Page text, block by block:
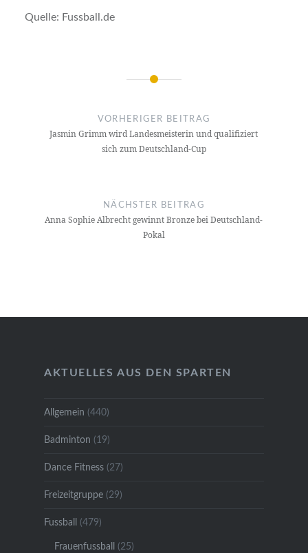
Quelle: Fussball.de
Beitragsnavigation
VORHERIGER BEITRAG
Jasmin Grimm wird Landesmeisterin und qualifiziert
sich zum Deutschland-Cup
NÄCHSTER BEITRAG
Anna Sophie Albrecht gewinnt Bronze bei Deutschland-
Pokal
AKTUELLES AUS DEN SPARTEN
Allgemein (440)
Badminton (19)
Dance Fitness(27)
Freizeitgruppe(29)
Fussball (479)
Frauenfussball (25)